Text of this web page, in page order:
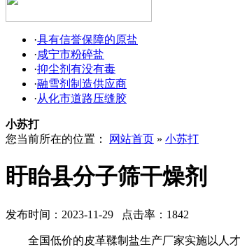
·具有信誉保障的原盐
·咸宁市粉碎盐
·抑尘剂有没有毒
·融雪剂制造供应商
·从化市道路压缝胶
小苏打
您当前所在的位置：
网站首页 » 小苏打
盱眙县分子筛干燥剂
发布时间：2023-11-29 点击率：1842
全国低价的皮革鞣制盐生产厂家实施以人才